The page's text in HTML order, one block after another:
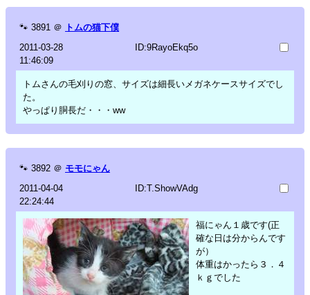
🐾 3891 ＠ トムの猫下僕
2011-03-28
11:46:09
ID:9RayoEkq5o
トムさんの毛刈りの窓、サイズは細長いメガネケースサイズでし
た。
やっぱり胴長だ・・・ww
🐾 3892 ＠ モモにゃん
2011-04-04
22:24:44
ID:T.ShowVAdg
福にゃん１歳です(正
確な日は分からんです
が）
体重はかったら３．４
ｋｇでした